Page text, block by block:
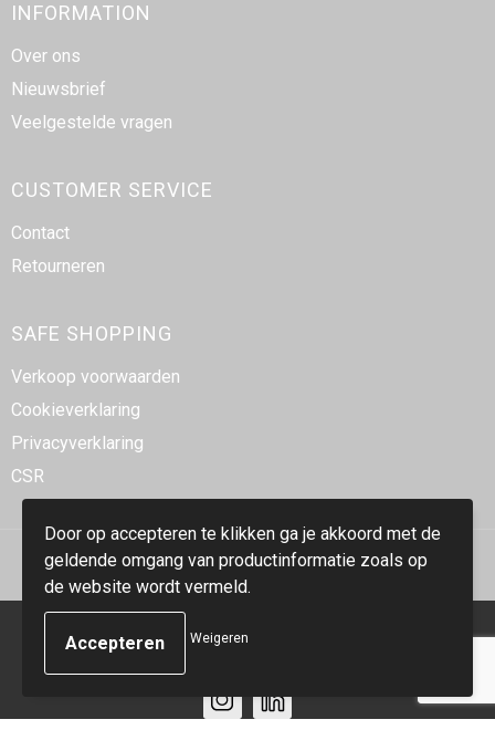
INFORMATION
Over ons
Nieuwsbrief
Veelgestelde vragen
CUSTOMER SERVICE
Contact
Retourneren
SAFE SHOPPING
Verkoop voorwaarden
Cookieverklaring
Privacyverklaring
CSR
© Copyright Smidt-Imex 2023
Door op accepteren te klikken ga je akkoord met de
geldende omgang van productinformatie zoals op
de website wordt vermeld.
Weigeren